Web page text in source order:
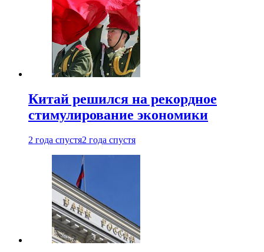
Китай решился на рекордное
стимулирование экономики
2 года спустя2 года спустя